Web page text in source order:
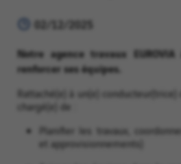
02/12/2025
Notre agence travaux
renforcer ses équipes.
Rattaché(e) à un(e)
chargé(e) de :
Planifier les travaux,
et approvisionnements)